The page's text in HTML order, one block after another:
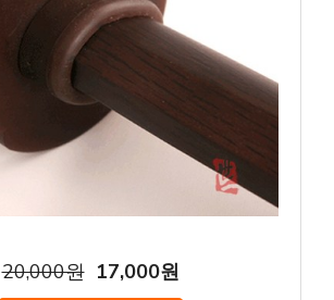
20,000원 17,000원